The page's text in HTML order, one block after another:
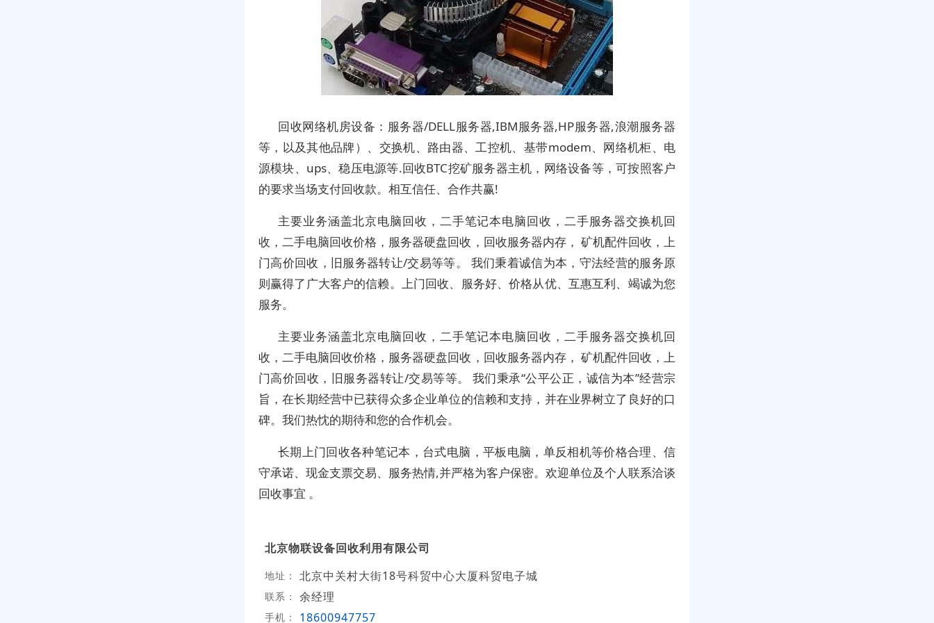
回收网络机房设备：服务器/DELL服务器,IBM服务器,HP服务器,浪潮服务器
等，以及其他品牌）、交换机、路由器、工控机、基带modem、网络机柜、电
源模块、ups、稳压电源等.回收BTC挖矿服务器主机，网络设备等，可按照客户
的要求当场支付回收款。相互信任、合作共赢!
主要业务涵盖北京电脑回收，二手笔记本电脑回收，二手服务器交换机回
收，二手电脑回收价格，服务器硬盘回收，回收服务器内存， 矿机配件回收，上
门高价回收，旧服务器转让/交易等等。 我们秉着诚信为本，守法经营的服务原
则赢得了广大客户的信赖。上门回收、服务好、价格从优、互惠互利、竭诚为您
服务。
主要业务涵盖北京电脑回收，二手笔记本电脑回收，二手服务器交换机回
收，二手电脑回收价格，服务器硬盘回收，回收服务器内存， 矿机配件回收，上
门高价回收，旧服务器转让/交易等等。 我们秉承“公平公正，诚信为本”经营宗
旨，在长期经营中已获得众多企业单位的信赖和支持，并在业界树立了良好的口
碑。我们热忱的期待和您的合作机会。
长期上门回收各种笔记本，台式电脑，平板电脑，单反相机等价格合理、信
守承诺、现金支票交易、服务热情,并严格为客户保密。欢迎单位及个人联系洽谈
回收事宜 。
北京物联设备回收利用有限公司
地址： 北京中关村大街18号科贸中心大厦科贸电子城
联系： 余经理
手机： 18600947757